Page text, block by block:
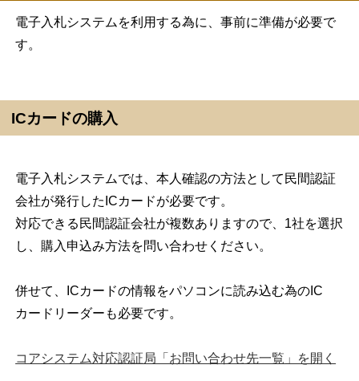
電子入札システムを利用する為に、事前に準備が必要で
す。
ICカードの購入
電子入札システムでは、本人確認の方法として民間認証
会社が発行したICカードが必要です。
対応できる民間認証会社が複数ありますので、1社を選択
し、購入申込み方法を問い合わせください。
併せて、ICカードの情報をパソコンに読み込む為のIC
カードリーダーも必要です。
コアシステム対応認証局「お問い合わせ先一覧」を開く